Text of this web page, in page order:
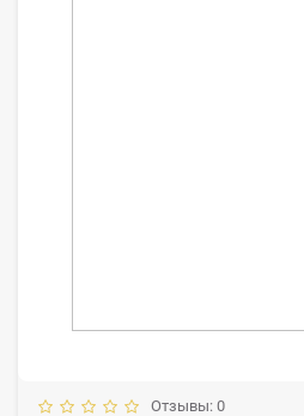
Отзывы: 0